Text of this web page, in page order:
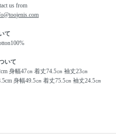
us from
て
いて
身幅47㎝ 着丈74.5㎝ 袖丈23㎝
身幅49.5㎝ 着丈75.5㎝ 袖丈24.5㎝